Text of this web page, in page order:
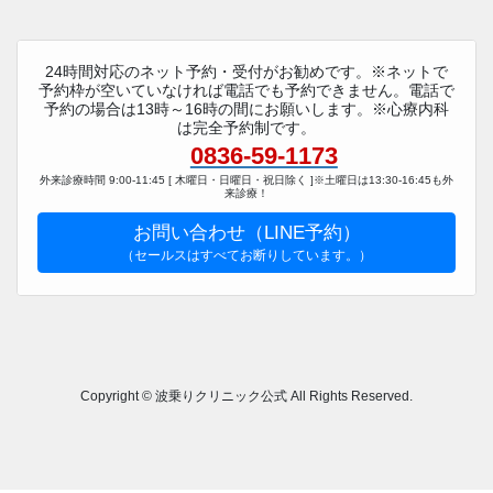
24時間対応のネット予約・受付がお勧めです。※ネットで
予約枠が空いていなければ電話でも予約できません。電話で
予約の場合は13時～16時の間にお願いします。※心療内科
は完全予約制です。
0836-59-1173
外来診療時間 9:00-11:45 [ 木曜日・日曜日・祝日除く ]※土曜日は13:30-16:45も外
来診療！
お問い合わせ（LINE予約）
（セールスはすべてお断りしています。）
Copyright © 波乗りクリニック公式 All Rights Reserved.